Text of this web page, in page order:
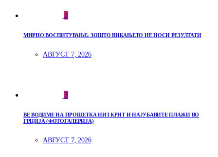
2
МИРНО ВОСПИТУВАЊЕ: ЗОШТО ВИКАЊЕТО НЕ НОСИ РЕЗУЛТАТИ
АВГУСТ 7, 2026
3
ВЕ ВОДИМЕ НА ПРОШЕТКА НИЗ КРИТ И НАЈУБАВИТЕ ПЛАЖИ ВО
ГРЦИЈА (ФОТОГАЛЕРИЈА)
АВГУСТ 7, 2026